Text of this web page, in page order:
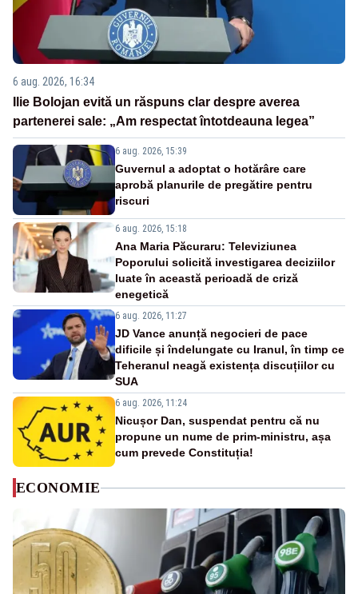
6 aug. 2026, 16:34
Ilie Bolojan evită un răspuns clar despre averea
partenerei sale: „Am respectat întotdeauna legea”
6 aug. 2026, 15:39
Guvernul a adoptat o hotărâre care
aprobă planurile de pregătire pentru
riscuri
6 aug. 2026, 15:18
Ana Maria Păcuraru: Televiziunea
Poporului solicită investigarea deciziilor
luate în această perioadă de criză
enegetică
6 aug. 2026, 11:27
JD Vance anunță negocieri de pace
dificile și îndelungate cu Iranul, în timp ce
Teheranul neagă existența discuțiilor cu
SUA
6 aug. 2026, 11:24
Nicușor Dan, suspendat pentru că nu
propune un nume de prim-ministru, așa
cum prevede Constituția!
ECONOMIE